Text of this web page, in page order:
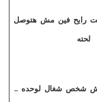
رايح فين مش هتوصل
لحته
مش شخص شغال لوحده ..